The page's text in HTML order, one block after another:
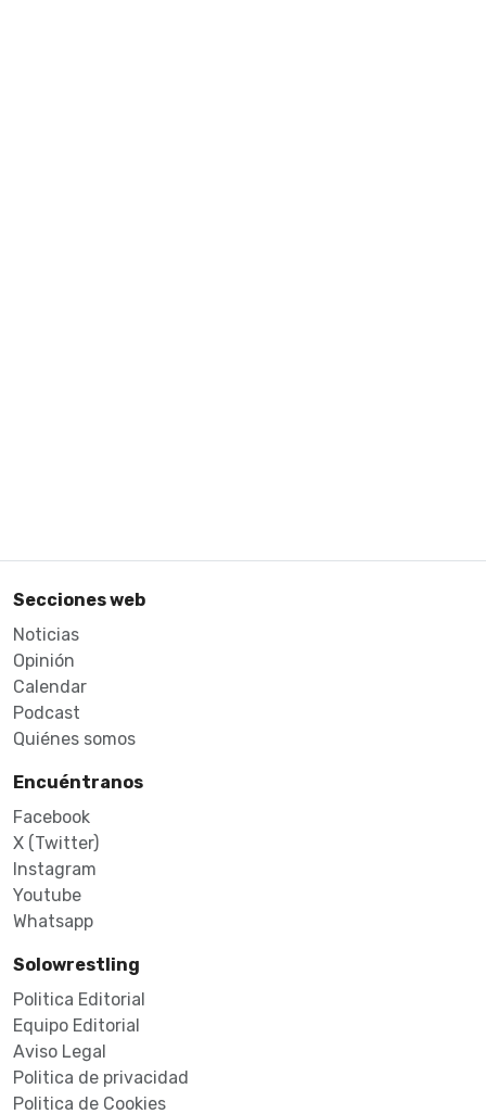
Secciones web
Noticias
Opinión
Calendar
Podcast
Quiénes somos
Encuéntranos
Facebook
X (Twitter)
Instagram
Youtube
Whatsapp
Solowrestling
Politica Editorial
Equipo Editorial
Aviso Legal
Politica de privacidad
Politica de Cookies